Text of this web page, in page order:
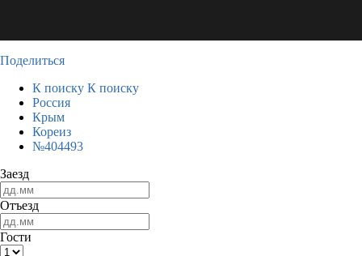
Поделиться
К поиску К поиску
Россия
Крым
Кореиз
№404493
Заезд
Отъезд
Гости